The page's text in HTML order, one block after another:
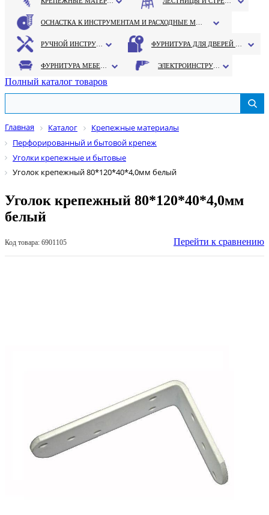
Полный каталог товаров
Главная Каталог
Крепежные материалы
Перфорированный и бытовой крепеж
Уголки крепежные и бытовые
Уголок крепежный 80*120*40*4,0мм белый
Уголок крепежный 80*120*40*4,0мм
белый
Код товара: 6901105 Перейти к сравнению